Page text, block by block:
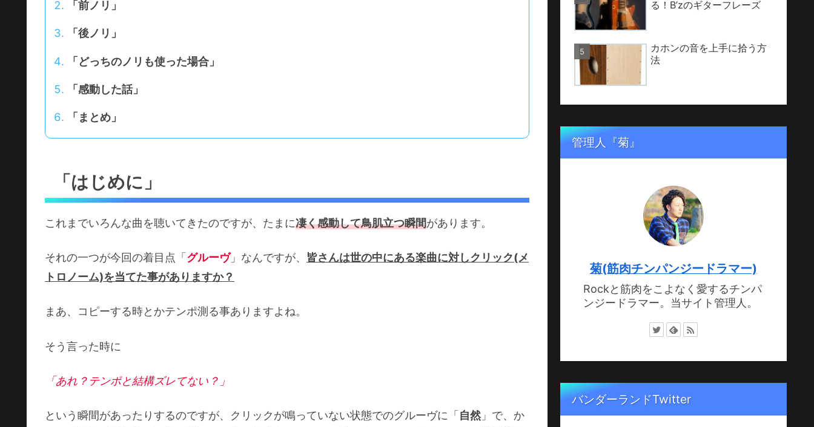
「前ノリ」
「後ノリ」
「どっちのノリも使った場合」
「感動した話」
「まとめ」
「はじめに」
これまでいろんな曲を聴いてきたのですが、たまに凄く感動して鳥肌立つ瞬間があります。
それの一つが今回の着目点「 グルーヴ」なんですが、 皆さんは世の中にある楽曲に対しクリック(メ
トロノーム)を当てた事がありますか？
まあ、コピーする時とかテンポ測る事ありますよね。
そう言った時に
「あれ？テンポと結構ズレてない？」
という瞬間があったりするのですが、クリックが鳴っていない状態でのグルーヴに「 自然」で、か
る！B’zのギターフレーズ
カホンの音を上手に拾う方
法
管理人『菊』
菊(筋肉チンパンジードラマー)
Rockと筋肉をこよなく愛するチンパ
ンジードラマー。当サイト管理人。
バンダーランドTwitter